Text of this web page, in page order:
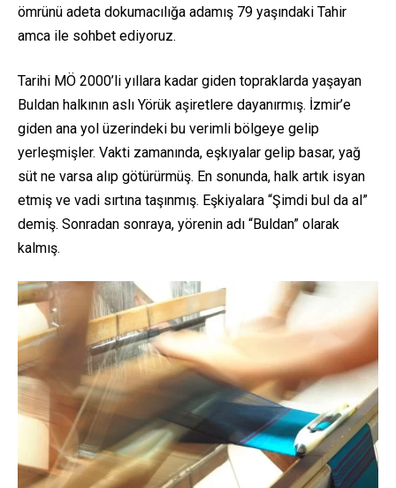
ömrünü adeta dokumacılığa adamış 79 yaşındaki Tahir
amca ile sohbet ediyoruz.
Tarihi MÖ 2000’li yıllara kadar giden topraklarda yaşayan
Buldan halkının aslı Yörük aşiretlere dayanırmış. İzmir’e
giden ana yol üzerindeki bu verimli bölgeye gelip
yerleşmişler. Vakti zamanında, eşkıyalar gelip basar, yağ
süt ne varsa alıp götürürmüş. En sonunda, halk artık isyan
etmiş ve vadi sırtına taşınmış. Eşkiyalara “Şimdi bul da al”
demiş. Sonradan sonraya, yörenin adı “Buldan” olarak
kalmış.